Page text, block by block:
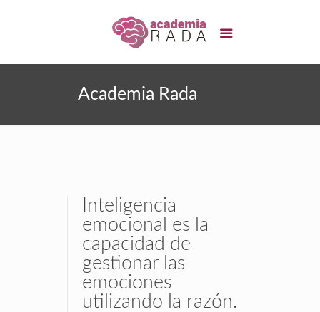
Academia Rada
Inteligencia
emocional es la
capacidad de
gestionar las
emociones
utilizando la razón.